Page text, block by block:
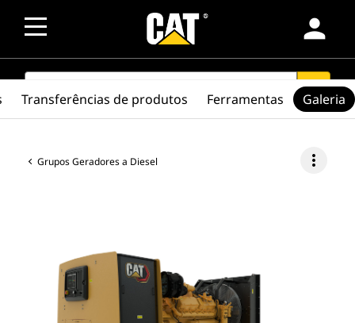
person
SEARCH search
Grupos Geradores a Diesel more_vert
Transferências de produtos Ferramentas Galeria